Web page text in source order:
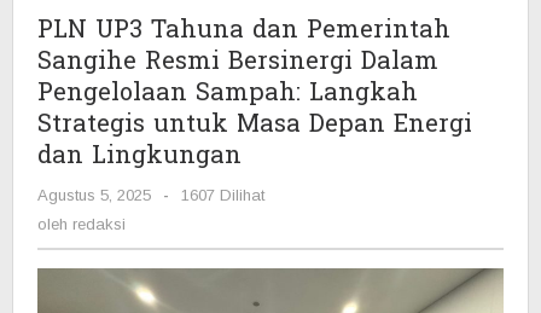
Sampah:
Langkah
Strategis
untuk
Energi
PLN UP3 Tahuna dan Pemerintah
Sangihe Resmi Bersinergi Dalam
Pengelolaan Sampah: Langkah
Strategis untuk Masa Depan Energi
dan Lingkungan
Agustus 5, 2025
oleh
-
1607 Dilihat
oleh redaksi